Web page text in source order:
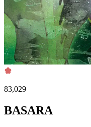
83,029
BASARA